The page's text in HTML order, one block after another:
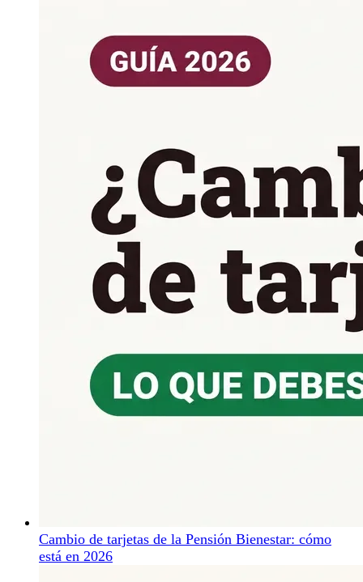
Cambio de tarjetas de la Pensión Bienestar: cómo
está en 2026